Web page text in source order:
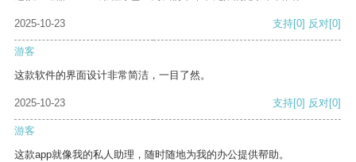
2025-10-23 支持[0] 反对[0]
游客
这款软件的界面设计非常简洁，一目了然。
2025-10-23 支持[0] 反对[0]
游客
这款app就像我的私人助理，随时随地为我的办公提供帮助。